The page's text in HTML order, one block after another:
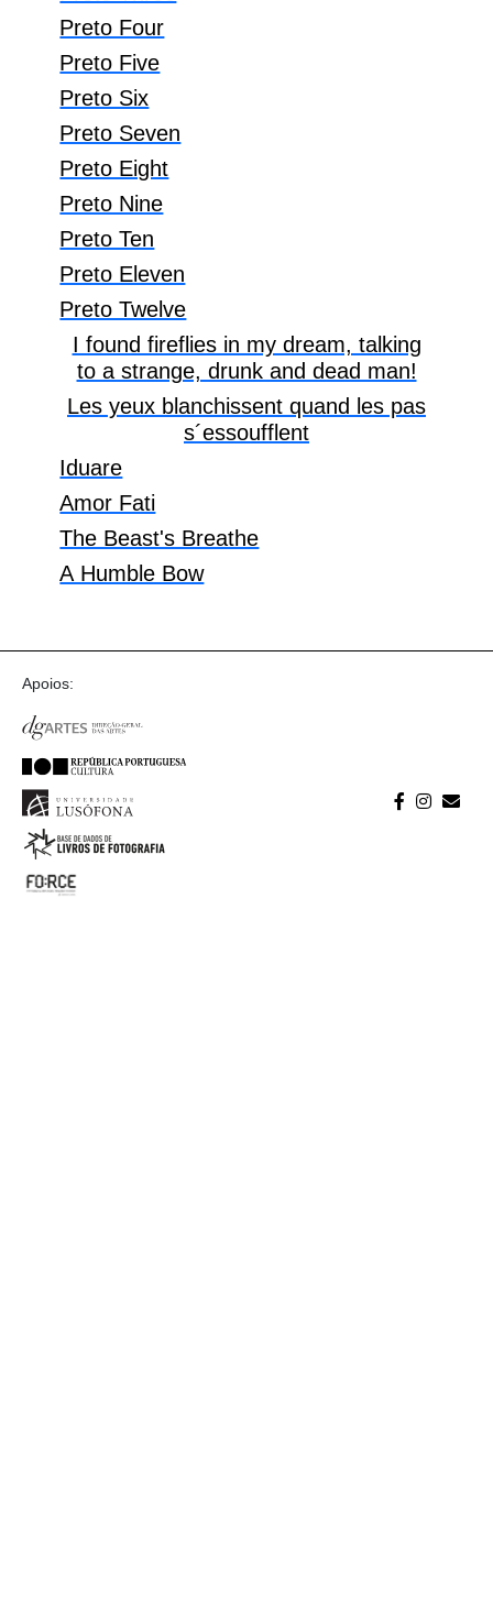
Preto Four
Preto Five
Preto Six
Preto Seven
Preto Eight
Preto Nine
Preto Ten
Preto Eleven
Preto Twelve
I found fireflies in my dream, talking
to a strange, drunk and dead man!
Les yeux blanchissent quand les pas
s´essoufflent
Iduare
Amor Fati
The Beast's Breathe
A Humble Bow
Apoios: